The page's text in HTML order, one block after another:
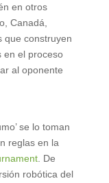
en otros
Canadá,
que construyen
en el proceso
al oponente
se lo toman
reglas en la
. De
robótica del